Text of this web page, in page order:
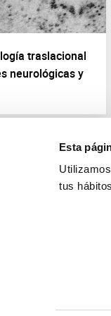
Esta
tus
traslacional
neurológicas y